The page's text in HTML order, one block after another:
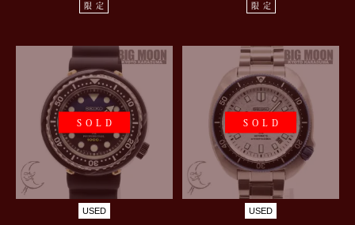
限定 限定
SOLD
USED
SOLD
USED